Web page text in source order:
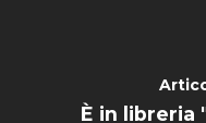
È in libreria